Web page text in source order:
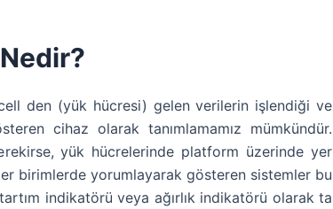
den (yük hücresi) gelen verilerin işlendiği ve
cihaz olarak tanımlamamız mümkündür.
yük hücrelerinde platform üzerinde yer
birimlerde yorumlayarak gösteren sistemler bu
tartım indikatörü veya ağırlık indikatörü olarak ta